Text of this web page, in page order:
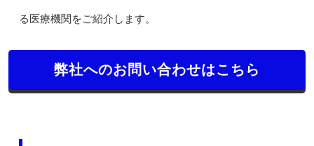
る医療機関をご紹介します。
弊社へのお問い合わせはこちら